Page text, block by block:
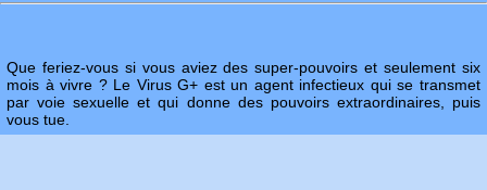
Que feriez-vous si vous aviez des super-pouvoirs et seulement six
mois à vivre ? Le Virus G+ est un agent infectieux qui se transmet
par voie sexuelle et qui donne des pouvoirs extraordinaires, puis
vous tue.